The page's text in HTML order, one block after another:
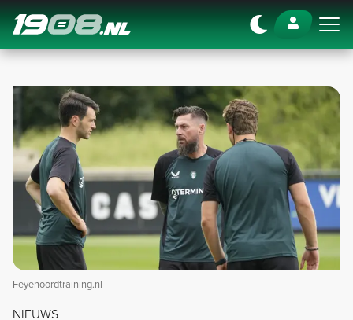
Navigation
Feyenoordtraining.nl
NIEUWS